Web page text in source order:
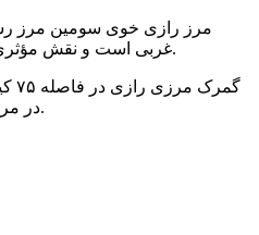
مرز رازی خوی سومین مرز
غربی است و نقش مؤثری در رونق اقتصادی منطقه دارد.
در مرز ایران با کشور ترکیه قرار دارد.